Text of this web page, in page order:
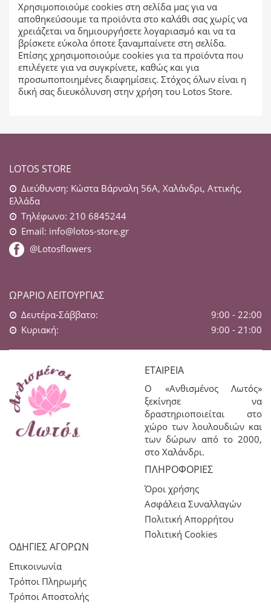
Χρησιμοποιούμε cookies στη σελίδα μας για να
αποθηκεύσουμε τα προϊόντα στο καλάθι σας χωρίς να
χρειάζεται να δημιουργήσετε λογαριασμό και να τα
βρίσκετε εύκολα όποτε ξαναμπαίνετε στη σελίδα.
Επίσης χρησιμοποιούμε cookies για τα προϊόντα που
επιλέγετε για να συγκρίνετε, καθώς και για
προσωποποιημένες διαφημίσεις. Στόχος όλων είναι η
δική σας διευκόλυνση στην χρήση του Lotos Store.
LOTOS STORE
Διεύθυνση: Κώστα Βάρναλη 56Α, Χαλάνδρι, Αττικής,
Ελλάδα
Τηλέφωνο: 210 6845244
Email: info@lotos-store.gr
@Lotosflowers
ΩΡΆΡΙΟ ΛΕΙΤΟΥΡΓΊΑΣ
Δευτέρα-Σάββατο:
9:00 - 22:00
Κυριακή:
9:00 - 21:00
ΕΤΑΙΡΕΊΑ
Ο «Ανθισμένος Λωτός»
ξεκίνησε να
δραστηριοποιείται στο
χώρο των λουλουδιών και
των δώρων από το 2000,
στο Χαλάνδρι.
ΠΛΗΡΟΦΟΡΊΕΣ
Όροι χρήσης
Ασφάλεια Συναλλαγών
Πολιτική Απορρήτου
Πολιτική Cookies
ΟΔΗΓΙΕΣ ΑΓΟΡΩΝ
Επικοινωνία
Τρόποι Πληρωμής
Τρόποι Αποστολής